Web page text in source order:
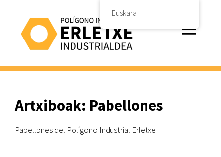
Menua
Artxiboak: Pabellones
Pabellones del Polígono Industrial Erletxe
Euskara